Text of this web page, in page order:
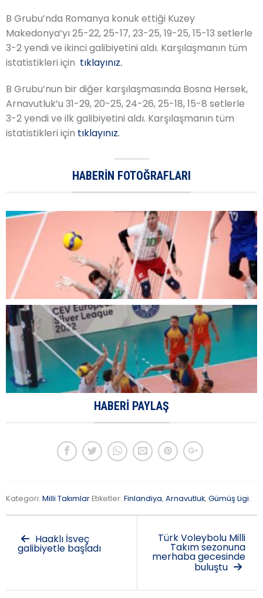
B Grubu’nda Romanya konuk ettiği Kuzey
Makedonya’yı 25-22, 25-17, 23-25, 19-25, 15-13 setlerle
3-2 yendi ve ikinci galibiyetini aldı. Karşılaşmanın tüm
istatistikleri için tıklayınız.
B Grubu’nun bir diğer karşılaşmasında Bosna Hersek,
Arnavutluk’u 31-29, 20-25, 24-26, 25-18, 15-8 setlerle
3-2 yendi ve ilk galibiyetini aldı. Karşılaşmanın tüm
istatistikleri için tıklayınız.
HABERIN FOTOĞRAFLARI
HABERI PAYLAŞ
Kategori: Milli TakımlarEtiketler: Finlandiya, Arnavutluk, Gümüş Ligi.
Haaklı İsveç
galibiyetle başladı
Türk Voleybolu Milli
Takım sezonuna
merhaba gecesinde
buluştu